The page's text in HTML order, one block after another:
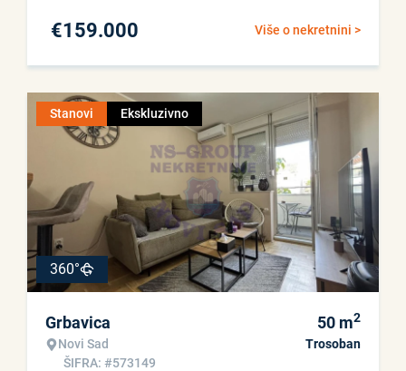
Više o nekretnini >
€159.000
Stanovi Ekskluzivno
360°
Grbavica
Novi Sad
ŠIFRA: #573149
50 m2
Trosoban